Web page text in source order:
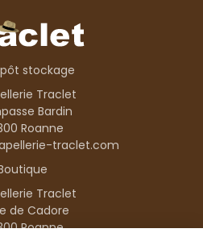
stockage
Traclet
Bardin
Roanne
traclet.com
Traclet
de Cadore
Roanne